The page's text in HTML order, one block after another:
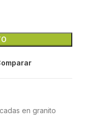
en granito